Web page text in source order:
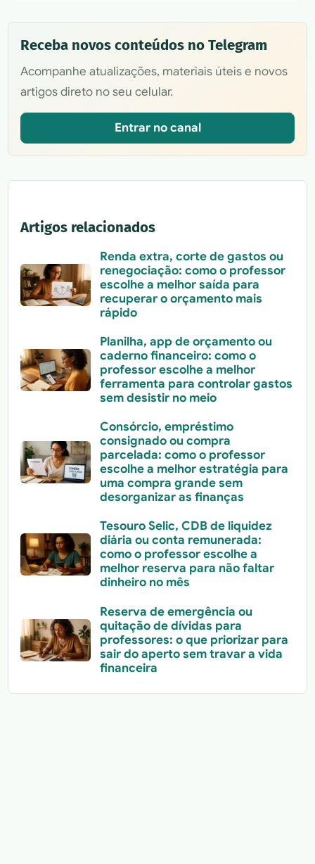
Receba novos conteúdos no Telegram
Acompanhe atualizações, materiais úteis e novos
artigos direto no seu celular.
Entrar no canal
Artigos relacionados
Renda extra, corte de gastos ou
renegociação: como o professor
escolhe a melhor saída para
recuperar o orçamento mais
rápido
Planilha, app de orçamento ou
caderno financeiro: como o
professor escolhe a melhor
ferramenta para controlar gastos
sem desistir no meio
Consórcio, empréstimo
consignado ou compra
parcelada: como o professor
escolhe a melhor estratégia para
uma compra grande sem
desorganizar as finanças
Tesouro Selic, CDB de liquidez
diária ou conta remunerada:
como o professor escolhe a
melhor reserva para não faltar
dinheiro no mês
Reserva de emergência ou
quitação de dívidas para
professores: o que priorizar para
sair do aperto sem travar a vida
financeira